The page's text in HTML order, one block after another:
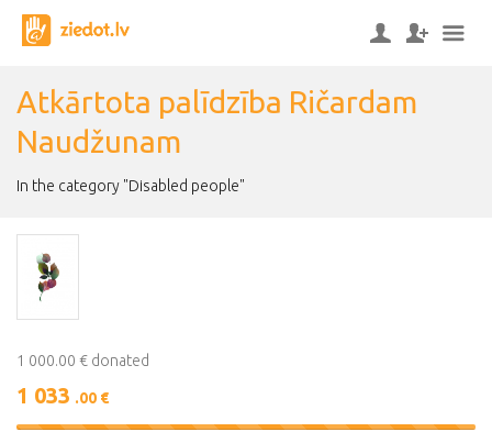
Atkārtota palīdzība Ričardam
Naudžunam
In the category "Disabled people"
1 000.00 € donated
1 033 .00 €
103%